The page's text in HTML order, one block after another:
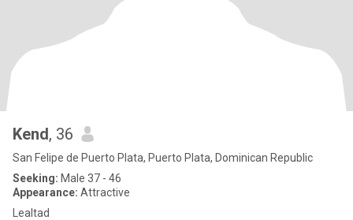
Kend, 36
San Felipe de Puerto Plata, Puerto Plata, Dominican Republic
Seeking: Male 37 - 46
Appearance: Attractive
Lealtad